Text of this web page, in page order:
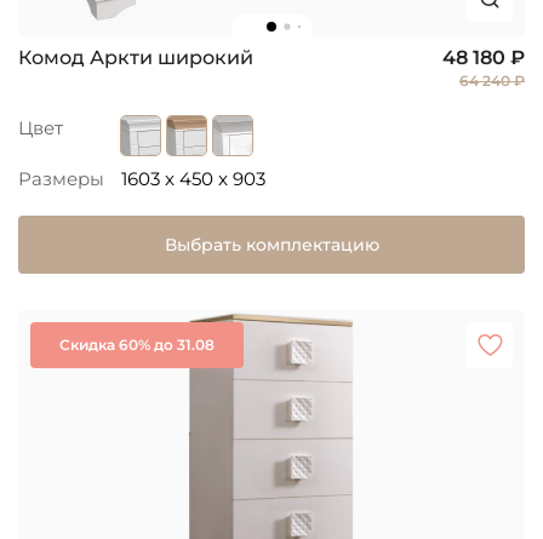
Комод Аркти широкий 48 180 ₽
64 240 ₽
Цвет
Размеры 1603 x 450 x 903
Выбрать комплектацию
Скидка 60% до 31.08